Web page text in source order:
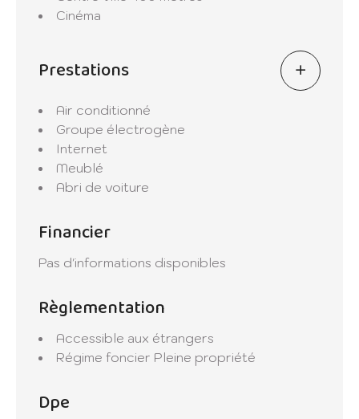
Contactez-nous dès maintenant pour
même tout ce que cette résidence exclusive
a à offrir.
Cinéma
Prestations
Air conditionné
Groupe électrogène
Internet
Meublé
Abri de voiture
Financier
Pas d'informations disponibles
Règlementation
Accessible aux étrangers
Régime foncier Pleine propriété
Dpe